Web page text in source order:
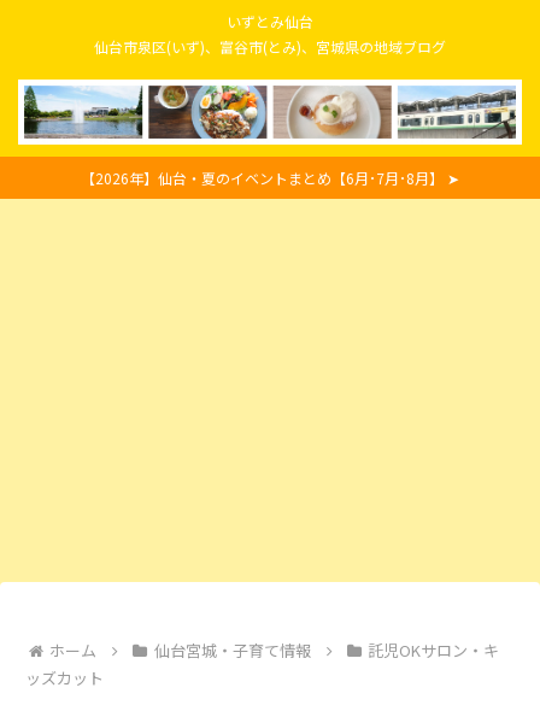
いずとみ仙台
仙台市泉区(いず)、富谷市(とみ)、宮城県の地域ブログ
【2026年】仙台・夏のイベントまとめ【6月･7月･8月】 ➤
ホーム 仙台宮城・子育て情報
託児OKサロン・キ
ッズカット